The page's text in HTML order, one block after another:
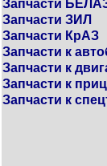
Запчасти
Запчасти ЗИЛ
Запчасти КрАЗ
Запчасти к
Запчасти к
Запчасти к
Запчасти к